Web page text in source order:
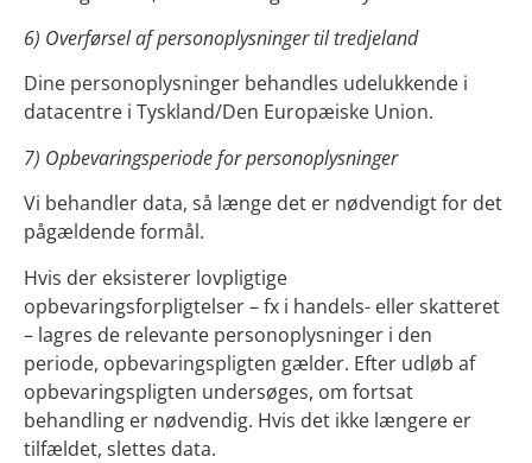
6) Overførsel af personoplysninger til tredjeland
Dine personoplysninger behandles udelukkende i
datacentre i Tyskland/Den Europæiske Union.
7) Opbevaringsperiode for personoplysninger
Vi behandler data, så længe det er nødvendigt for det
pågældende formål.
Hvis der eksisterer lovpligtige
opbevaringsforpligtelser – fx i handels- eller skatteret
– lagres de relevante personoplysninger i den
periode, opbevaringspligten gælder. Efter udløb af
opbevaringspligten undersøges, om fortsat
behandling er nødvendig. Hvis det ikke længere er
tilfældet, slettes data.